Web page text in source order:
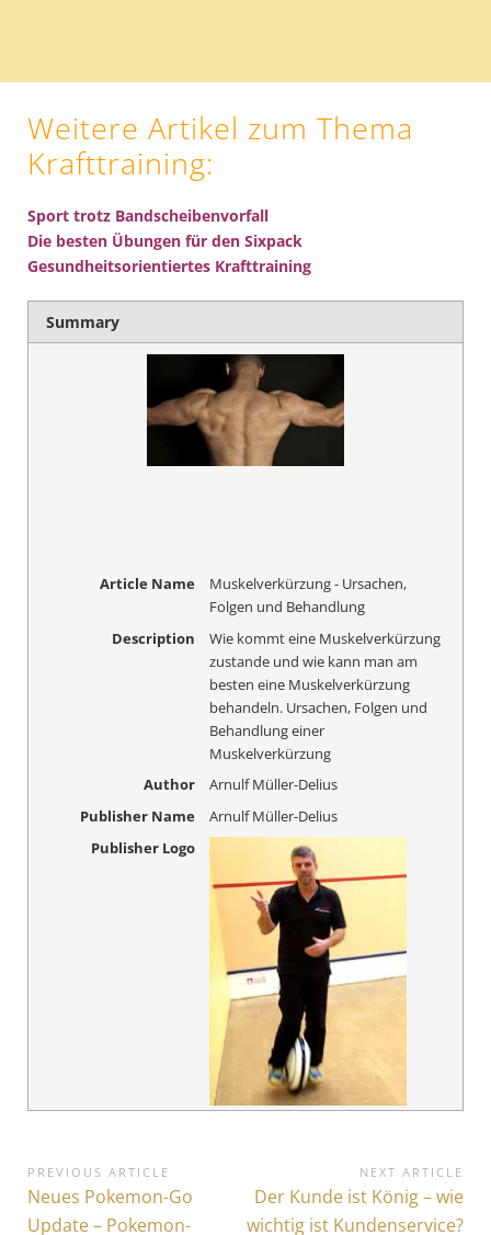
Weitere Artikel zum Thema
Krafttraining:
Sport trotz Bandscheibenvorfall
Die besten Übungen für den Sixpack
Gesundheitsorientiertes Krafttraining
Summary
Article Name
Muskelverkürzung - Ursachen,
Folgen und Behandlung
Description
Wie kommt eine Muskelverkürzung
zustande und wie kann man am
besten eine Muskelverkürzung
behandeln. Ursachen, Folgen und
Behandlung einer
Muskelverkürzung
Author
Arnulf Müller-Delius
Publisher Name
Arnulf Müller-Delius
Publisher Logo
B
e
PREVIOUS ARTICLE
P
r
Neues Pokemon-Go
Update – Pokemon-
NEXT ARTICLE
N
e
Der Kunde ist König – wie
wichtig ist Kundenservice?